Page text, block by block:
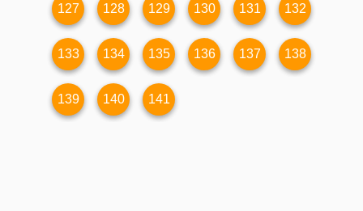
127 128 129 130 131 132
133 134 135 136 137 138
139 140 141